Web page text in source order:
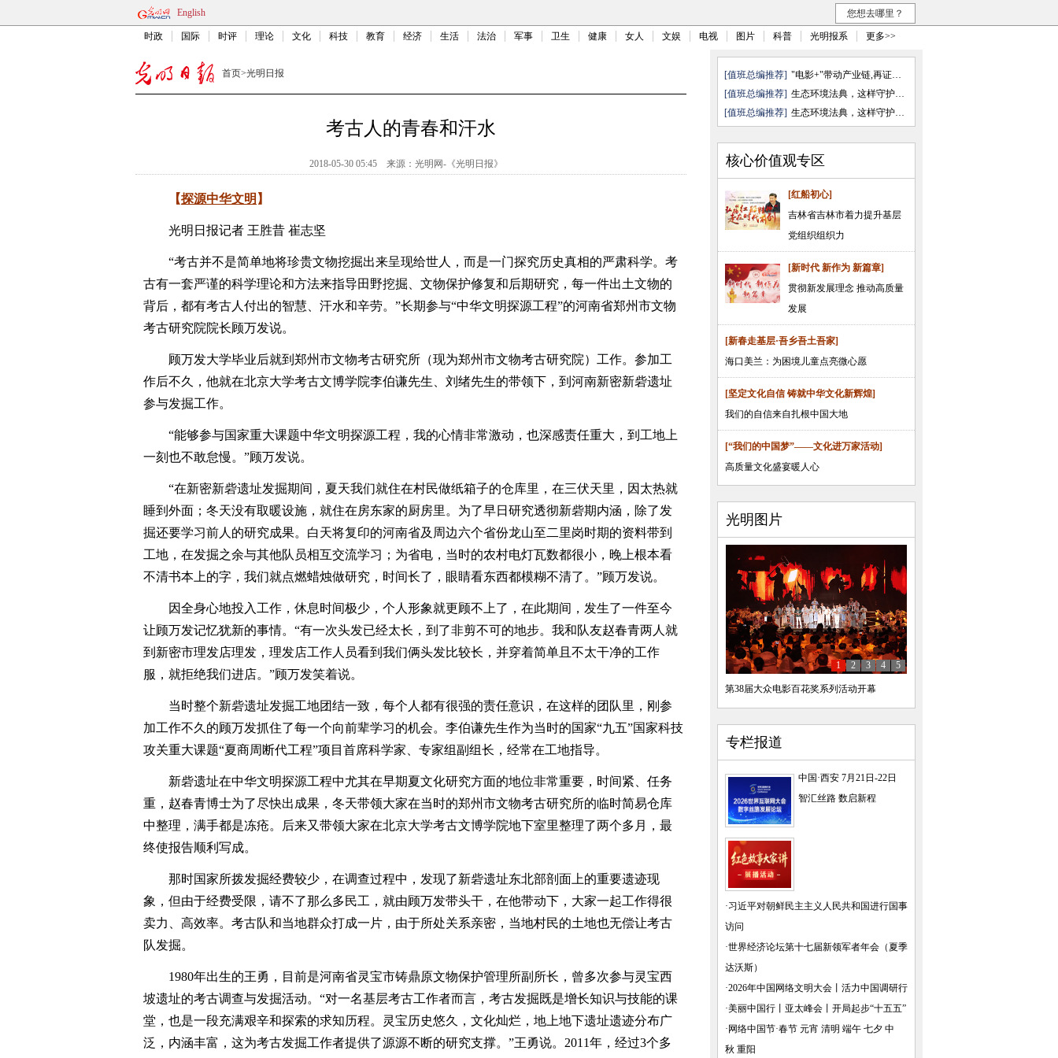
English 您想去哪里？
时政 国际 时评 理论 文化 科技 教育 经济 生活 法治 军事 卫生 健康 女人 文娱 电视 图片 科普 光明报系 更多>>
首页>光明日报
考古人的青春和汗水
2018-05-30 05:45 来源： 光明网-《光明日报》
【探源中华文明 】
光明日报记者 王胜昔 崔志坚
“考古并不是简单地将珍贵文物挖掘出来呈现给世人，而是一门探究历史真相的严肃科学。考
古有一套严谨的科学理论和方法来指导田野挖掘、文物保护修复和后期研究，每一件出土文物的
背后，都有考古人付出的智慧、汗水和辛劳。”长期参与“中华文明探源工程”的河南省郑州市文物
考古研究院院长顾万发说。
顾万发大学毕业后就到郑州市文物考古研究所（现为郑州市文物考古研究院）工作。参加工
作后不久，他就在北京大学考古文博学院李伯谦先生、刘绪先生的带领下，到河南新密新砦遗址
参与发掘工作。
“能够参与国家重大课题中华文明探源工程，我的心情非常激动，也深感责任重大，到工地上
一刻也不敢怠慢。”顾万发说。
“在新密新砦遗址发掘期间，夏天我们就住在村民做纸箱子的仓库里，在三伏天里，因太热就
睡到外面；冬天没有取暖设施，就住在房东家的厨房里。为了早日研究透彻新砦期内涵，除了发
掘还要学习前人的研究成果。白天将复印的河南省及周边六个省份龙山至二里岗时期的资料带到
工地，在发掘之余与其他队员相互交流学习；为省电，当时的农村电灯瓦数都很小，晚上根本看
不清书本上的字，我们就点燃蜡烛做研究，时间长了，眼睛看东西都模糊不清了。”顾万发说。
因全身心地投入工作，休息时间极少，个人形象就更顾不上了，在此期间，发生了一件至今
让顾万发记忆犹新的事情。“有一次头发已经太长，到了非剪不可的地步。我和队友赵春青两人就
到新密市理发店理发，理发店工作人员看到我们俩头发比较长，并穿着简单且不太干净的工作
服，就拒绝我们进店。”顾万发笑着说。
当时整个新砦遗址发掘工地团结一致，每个人都有很强的责任意识，在这样的团队里，刚参
加工作不久的顾万发抓住了每一个向前辈学习的机会。李伯谦先生作为当时的国家“九五”国家科技
攻关重大课题“夏商周断代工程”项目首席科学家、专家组副组长，经常在工地指导。
新砦遗址在中华文明探源工程中尤其在早期夏文化研究方面的地位非常重要，时间紧、任务
重，赵春青博士为了尽快出成果，冬天带领大家在当时的郑州市文物考古研究所的临时简易仓库
中整理，满手都是冻疮。后来又带领大家在北京大学考古文博学院地下室里整理了两个多月，最
终使报告顺利写成。
那时国家所拨发掘经费较少，在调查过程中，发现了新砦遗址东北部剖面上的重要遗迹现
象，但由于经费受限，请不了那么多民工，就由顾万发带头干，在他带动下，大家一起工作得很
卖力、高效率。考古队和当地群众打成一片，由于所处关系亲密，当地村民的土地也无偿让考古
队发掘。
1980年出生的王勇，目前是河南省灵宝市铸鼎原文物保护管理所副所长，曾多次参与灵宝西
坡遗址的考古调查与发掘活动。“对一名基层考古工作者而言，考古发掘既是增长知识与技能的课
堂，也是一段充满艰辛和探索的求知历程。灵宝历史悠久，文化灿烂，地上地下遗址遗迹分布广
泛，内涵丰富，这为考古发掘工作者提供了源源不断的研究支撑。”王勇说。2011年，经过3个多
[值班总编推荐]
"电影+"带动产业链,再证无可取代
[值班总编推荐]
生态环境法典，这样守护咱的生活
[值班总编推荐]
生态环境法典，这样守护咱的生活
核心价值观专区
[红船初心]
吉林省吉林市着力提升基层
党组织组织力
[新时代 新作为 新篇章]
贯彻新发展理念 推动高质量
发展
[新春走基层·吾乡吾土吾家]
海口美兰：为困境儿童点亮微心愿
[坚定文化自信 铸就中华文化新辉煌]
我们的自信来自扎根中国大地
[“我们的中国梦”——文化进万家活动]
高质量文化盛宴暖人心
光明图片
第38届大众电影百花奖系列活动开幕
1 2 3 4 5
专栏报道
中国·西安 7月21日-22日
智汇丝路 数启新程
·习近平对朝鲜民主主义人民共和国进行国事
访问
·世界经济论坛第十七届新领军者年会（夏季
达沃斯）
·2026年中国网络文明大会
活力中国调研行
·美丽中国行 亚太峰会
开局起步“十五五”
· 网络中国节·春节 元宵 清明 端午 七夕 中
秋 重阳